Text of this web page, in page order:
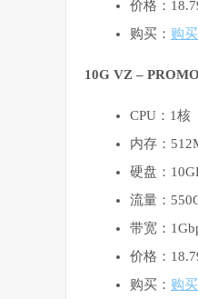
价格：
购买： 购
10G VZ – PROMO
CPU：1核
内存：
硬盘：
流量：
带宽：
价格：
购买： 购